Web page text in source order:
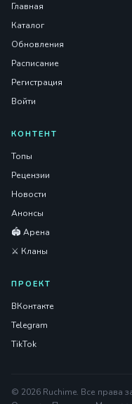
Главная
Каталог
Обновления
Расписание
Регистрация
Войти
КОНТЕНТ
Топы
Рецензии
Новости
Анонсы
🏟️ Арена
⚔️ Кланы
ПРОЕКТ
ВКонтакте
Telegram
TikTok
© 2026 Ruchime. Все права